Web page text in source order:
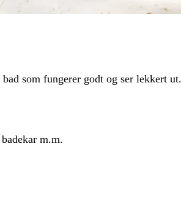
som fungerer godt og ser lekkert ut.
m.m.